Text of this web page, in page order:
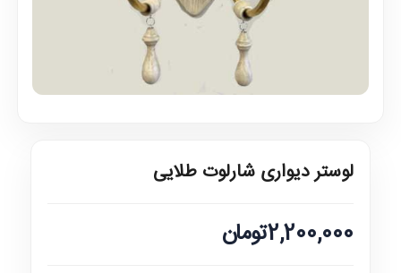
لوستر دیواری شارلوت طلایی
2,200,000تومان